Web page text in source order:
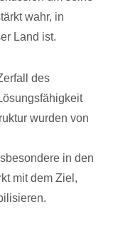
wahr, in
Land ist.
des
wurden von
in den
mit dem Ziel,